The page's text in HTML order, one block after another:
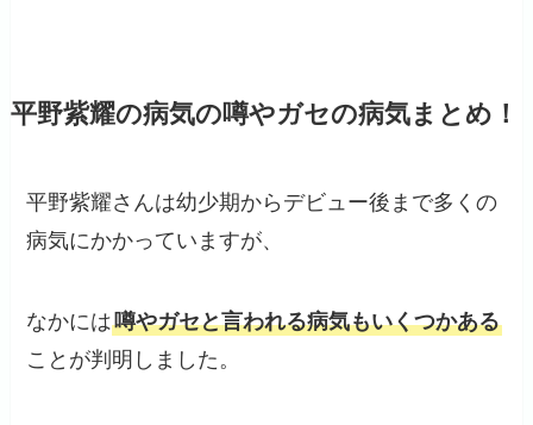
平野紫耀の病気の噂やガセの病気まとめ！
平野紫耀さんは幼少期からデビュー後まで多くの
病気にかかっていますが、
なかには噂やガセと言われる病気もいくつかある
ことが判明しました。